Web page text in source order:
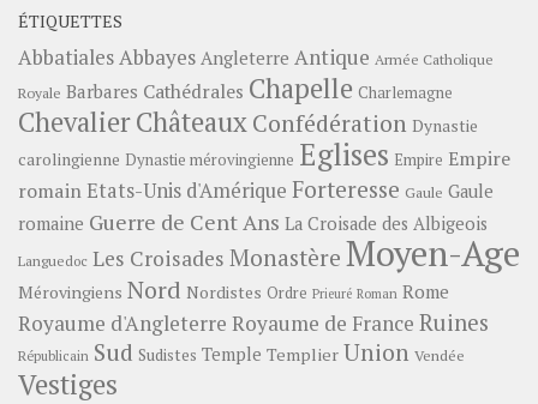
ÉTIQUETTES
Abbatiales Abbayes Angleterre Antique Armée Catholique
Royale Barbares Cathédrales Chapelle Charlemagne
ChevalierChâteauxConfédération Dynastie
carolingienne Dynastie mérovingienne Eglises Empire Empire
romainEtats-Unis d'Amérique Forteresse Gaule Gaule
romaine Guerre de Cent Ans La Croisade des Albigeois
Languedoc Les Croisades Monastère Moyen-Age
Mérovingiens Nord Nordistes Ordre Prieuré Roman Rome
Royaume d'Angleterre Royaume de France Ruines
Républicain Sud Sudistes Temple Templier Union Vendée
Vestiges